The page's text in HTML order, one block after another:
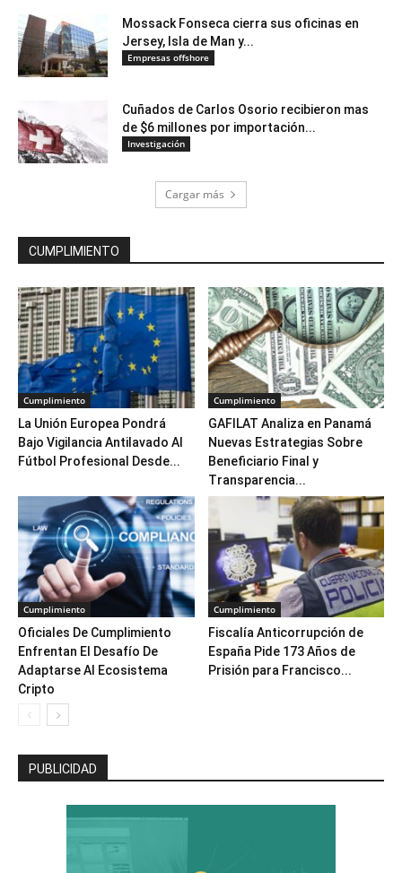
Mossack Fonseca cierra sus oficinas en
Jersey, Isla de Man y...
Empresas offshore
Cuñados de Carlos Osorio recibieron mas
de $6 millones por importación...
Investigación
Cargar más
CUMPLIMIENTO
Cumplimiento
La Unión Europea Pondrá
Bajo Vigilancia Antilavado Al
Fútbol Profesional Desde...
Cumplimiento
GAFILAT Analiza en Panamá
Nuevas Estrategias Sobre
Beneficiario Final y
Transparencia...
Cumplimiento
Oficiales De Cumplimiento
Enfrentan El Desafío De
Adaptarse Al Ecosistema
Cripto
Cumplimiento
Fiscalía Anticorrupción de
España Pide 173 Años de
Prisión para Francisco...
PUBLICIDAD